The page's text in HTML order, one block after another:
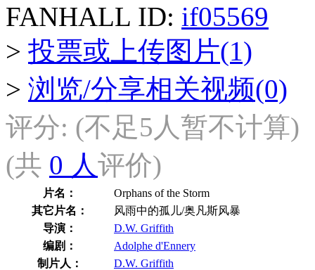
FANHALL ID: if05569
> 投票或上传图片(1)
> 浏览/分享相关视频(0)
评分: (不足5人暂不计算)
(共 0 人评价)
片名：
Orphans of the Storm
其它片名：
风雨中的孤儿/奥凡斯风暴
导演：
D.W. Griffith
编剧：
Adolphe d'Ennery
制片人：
D.W. Griffith